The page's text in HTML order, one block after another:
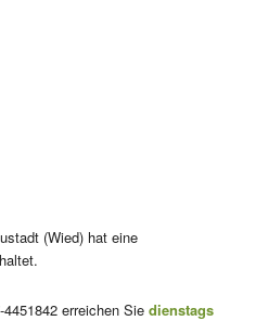
(Wied) hat eine
erreichen Sie dienstags